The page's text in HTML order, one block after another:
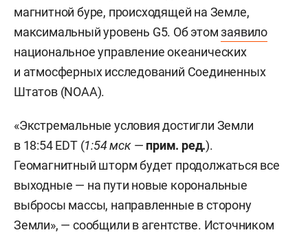
магнитной буре, происходящей на Земле,
максимальный уровень G5. Об этомзаявило
национальное управление океанических
и атмосферных исследований Соединенных
Штатов (NOAA).
«Экстремальные условия достигли Земли
в 18:54 EDT (1:54 мск— прим. ред.).
Геомагнитный шторм будет продолжаться все
выходные — на пути новые корональные
выбросы массы, направленные в сторону
Земли», — сообщили в агентстве. Источником